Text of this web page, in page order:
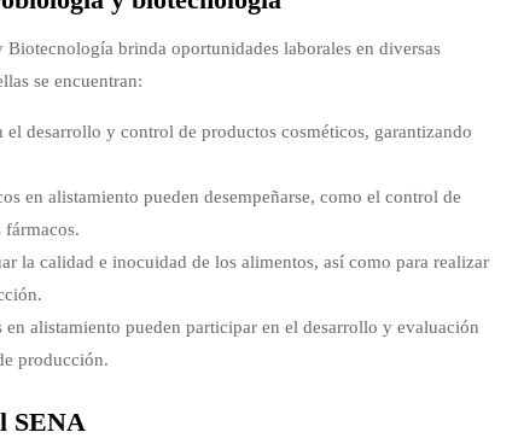
brinda oportunidades laborales en diversas
se encuentran:
desarrollo y control de productos cosméticos, garantizando
en alistamiento pueden desempeñarse, como el control de
la calidad e inocuidad de los alimentos, así como para realizar
alistamiento pueden participar en el desarrollo y evaluación
producción.
SENA